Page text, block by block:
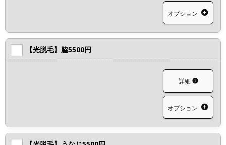
オプション
【光脱毛】脇5500円
詳細
オプション